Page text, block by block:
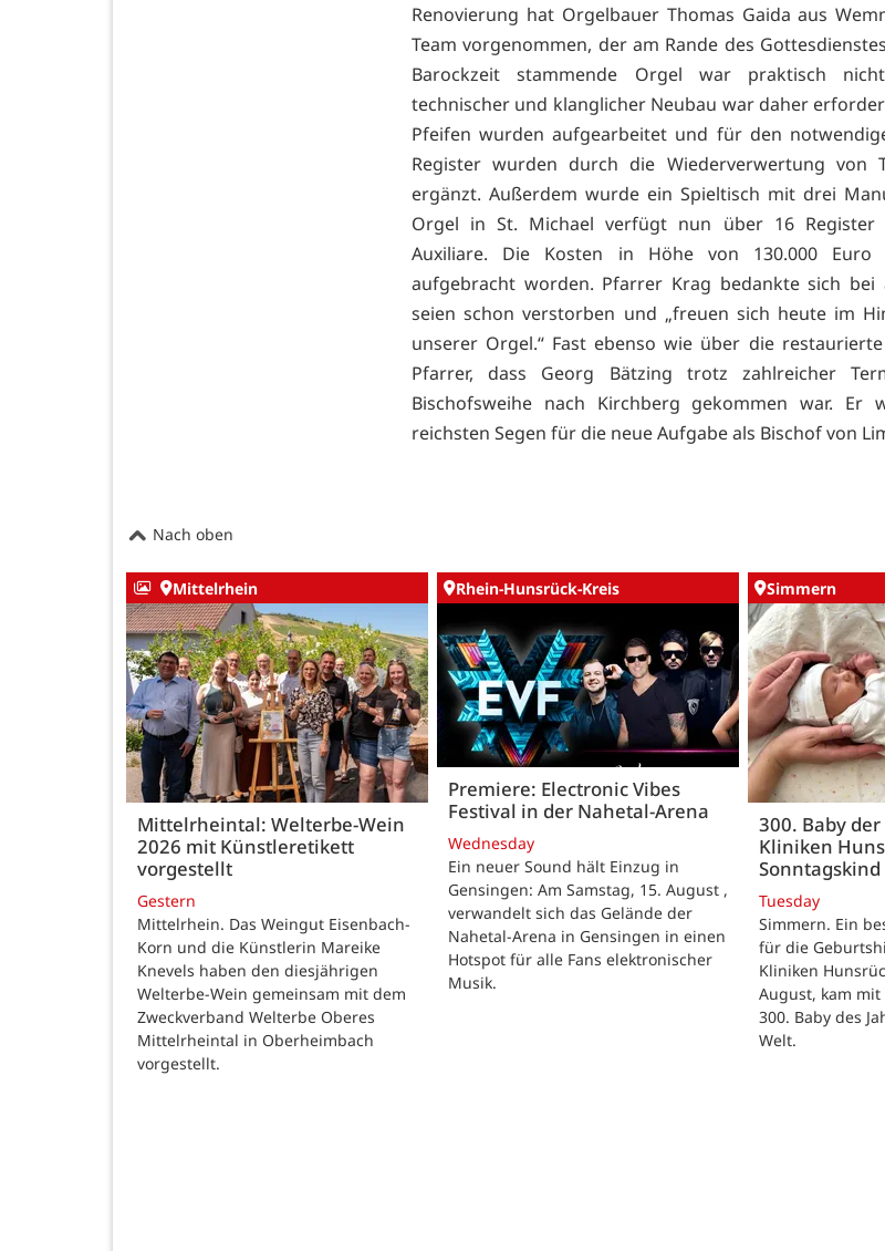
Renovierung hat Orgelbauer Thomas Gaida aus
Team vorgenommen, der am Rande des
Barockzeit stammende Orgel war praktisch
technischer und klanglicher Neubau war daher
Pfeifen wurden aufgearbeitet und für den
Register wurden durch die Wiederverwertung von
ergänzt. Außerdem wurde ein Spieltisch mit drei
Orgel in St. Michael verfügt nun über 16 Register
Auxiliare. Die Kosten in Höhe von 130.000 Euro
aufgebracht worden. Pfarrer Krag bedankte sich bei
seien schon verstorben und „freuen sich heute im
unserer Orgel.“ Fast ebenso wie über die
Pfarrer, dass Georg Bätzing trotz zahlreicher
Bischofsweihe nach Kirchberg gekommen war. Er
reichsten Segen für die neue Aufgabe als Bischof von
Nach oben
Mittelrhein
Mittelrheintal: Welterbe-Wein
2026 mit Künstleretikett
vorgestellt
Gestern
Mittelrhein. Das Weingut Eisenbach-
Korn und die Künstlerin Mareike
Knevels haben den diesjährigen
Welterbe-Wein gemeinsam mit dem
Zweckverband Welterbe Oberes
Mittelrheintal in Oberheimbach
vorgestellt.
Rhein-Hunsrück-Kreis
Premiere: Electronic Vibes
Festival in der Nahetal-Arena
Wednesday
Ein neuer Sound hält Einzug in
Gensingen: Am Samstag, 15. August ,
verwandelt sich das Gelände der
Nahetal-Arena in Gensingen in einen
Hotspot für alle Fans elektronischer
Musik.
Simmern
300. Baby
Kliniken
Sonntagskind
Tuesday
Simmern. Ein
für die
Kliniken
August, kam mit
300. Baby des
Welt.